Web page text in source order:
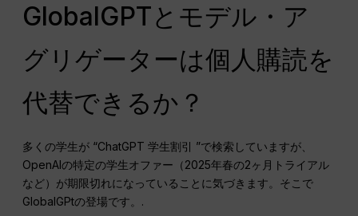
GlobalGPTとモデル・ア
グリゲーターは個人購読を
代替できるか？
多くの学生が “ChatGPT 学生割引 ”で検索していますが、
OpenAIの特定の学生オファー（2025年春の2ヶ月トライアル
など）が期限切れになっていることに気づきます。そこで
GlobalGPtの登場です。.